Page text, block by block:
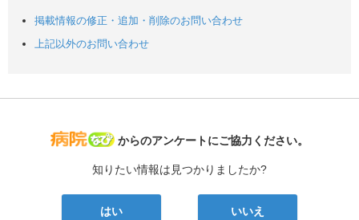
掲載情報の修正・追加・削除のお問い合わせ
上記以外のお問い合わせ
病院なび
からのアンケートにご協力ください。
知りたい情報は見つかりましたか?
はい いいえ